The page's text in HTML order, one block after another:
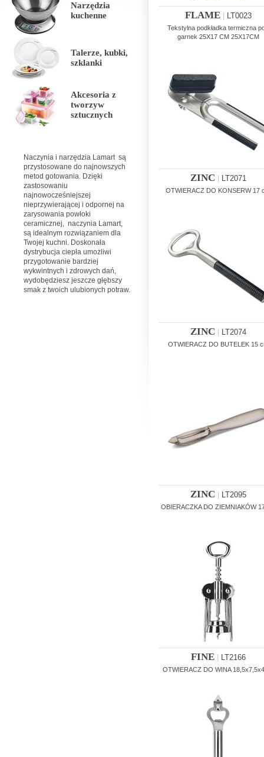
Narzędzia
kuchenne
Talerze, kubki,
szklanki
Akcesoria z
tworzyw
sztucznych
Naczynia i narzędzia Lamart są
przystosowane do najnowszych
metod gotowania. Dzięki
zastosowaniu
najnowocześniejszej
nieprzywierającej i odpornej na
zarysowania powłoki
ceramicznej, naczynia Lamart,
są idealnym rozwiązaniem dla
Twojej kuchni. Doskonała
dystrybucja ciepła umożliwi
przygotowanie bardziej
wykwintnych i zdrowych dań,
wydobędziesz jeszcze głębszy
smak z twoich ulubionych potraw.
FLAME| LT0023
Tekstylna podkładka termiczna
garnek 25X17 CM 25X17CM
ZINC LT2071
OTWIERACZ DO KONSERW 17
ZINC LT2074
OTWIERACZ DO BUTELEK 15
ZINC LT2095
OBIERACZKA DO ZIEMNIAKÓW
FINE| LT2166
OTWIERACZ DO WINA